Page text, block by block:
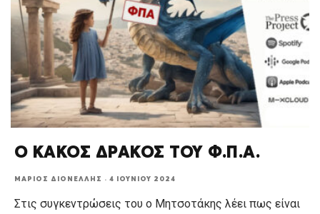
Ο ΚΑΚΟΣ ΔΡΑΚΟΣ ΤΟΥ Φ.Π.Α.
ΜΆΡΙΟΣ ΔΙΟΝΈΛΛΗΣ · 4 ΙΟΥΝΊΟΥ 2024
Στις συγκεντρώσεις του ο Μητσοτάκης λέει πως είναι